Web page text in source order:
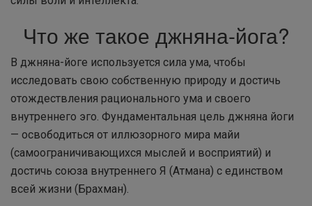
Что же такое джняна-йога?
В джняна-йоге используется сила ума, чтобы
исследовать свою собственную природу и достичь
отождествления рационального ума и своего
внутреннего эго. Фундаментальная цель джняна йоги
— освободиться от иллюзорного мира майи
(самоограничивающихся мыслей и восприятий) и
достичь союза внутреннего Я (Атмана) с единством
всей жизни (Брахман).